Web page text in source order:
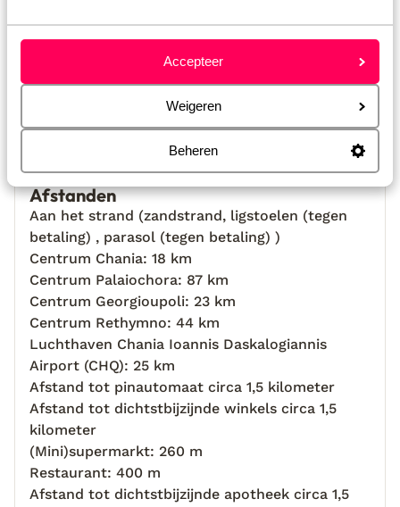
Accepteer
Weigeren
Beheren
Bekijk op kaart
Afstanden
Aan het strand (zandstrand, ligstoelen (tegen
betaling) , parasol (tegen betaling) )
Centrum Chania: 18 km
Centrum Palaiochora: 87 km
Centrum Georgioupoli: 23 km
Centrum Rethymno: 44 km
Luchthaven Chania Ioannis Daskalogiannis
Airport (CHQ): 25 km
Afstand tot pinautomaat circa 1,5 kilometer
Afstand tot dichtstbijzijnde winkels circa 1,5
kilometer
(Mini)supermarkt: 260 m
Restaurant: 400 m
Afstand tot dichtstbijzijnde apotheek circa 1,5